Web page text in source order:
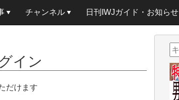
チャンネル 日刊IWJガイド・お知らせ
イン
だけます